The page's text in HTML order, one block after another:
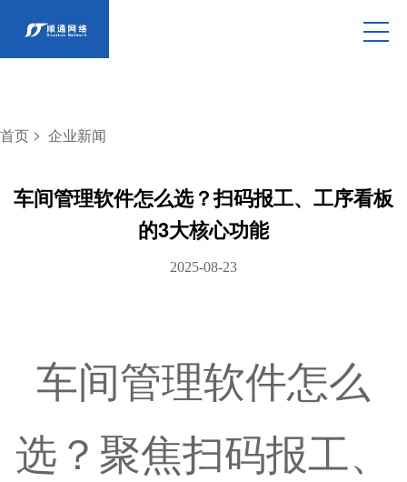
首页 > 企业新闻
车间管理软件怎么选？扫码报工、工序看板
的3大核心功能
2025-08-23
车间管理软件怎么
选？聚焦扫码报工、